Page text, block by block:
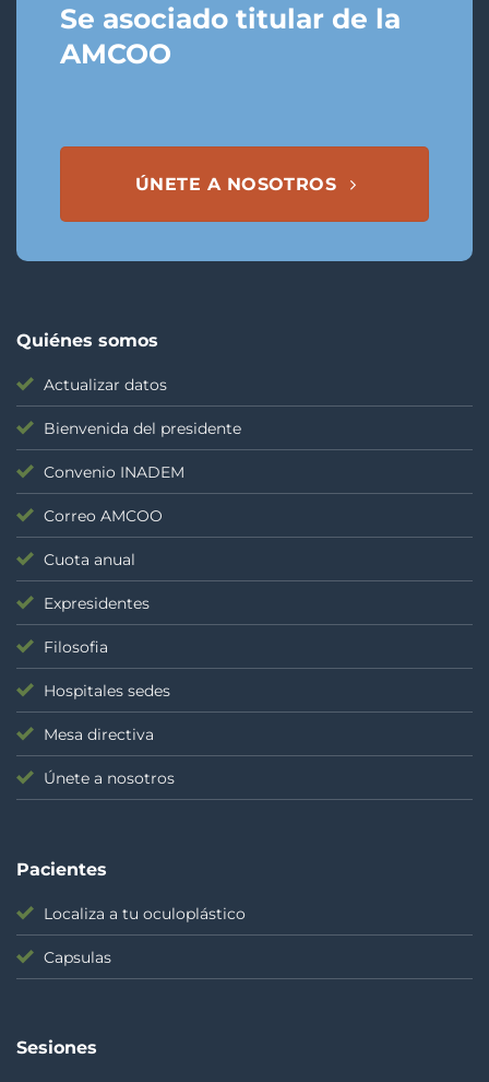
Se asociado titular de la
AMCOO
ÚNETE A NOSOTROS
Quiénes somos
Actualizar datos
Bienvenida del presidente
Convenio INADEM
Correo AMCOO
Cuota anual
Expresidentes
Filosofia
Hospitales sedes
Mesa directiva
Únete a nosotros
Pacientes
Localiza a tu oculoplástico
Capsulas
Sesiones